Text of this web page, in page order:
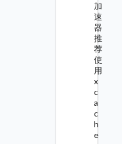
加
速
器
推
荐
使
用
x
c
a
c
h
e